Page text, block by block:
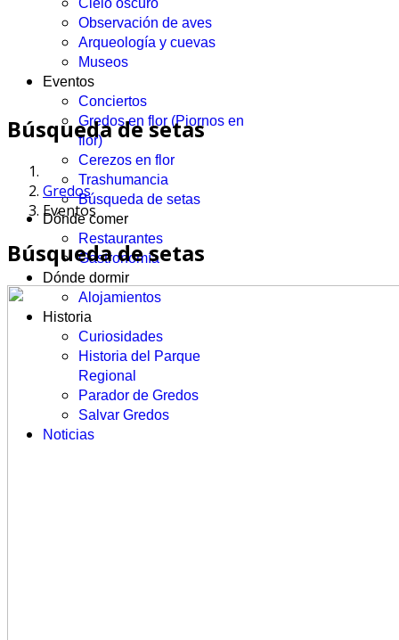
Cielo oscuro
Observación de aves
Arqueología y cuevas
Museos
Eventos
Conciertos
Gredos en flor (Piornos en
flor)
Cerezos en flor
Trashumancia
Búsqueda de setas
Dónde comer
Restaurantes
Gastronomía
Dónde dormir
Alojamientos
Historia
Curiosidades
Historia del Parque
Regional
Parador de Gredos
Salvar Gredos
Noticias
Búsqueda de setas
Gredos
Eventos
Búsqueda de setas